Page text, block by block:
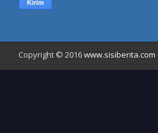
Copyright © 2016